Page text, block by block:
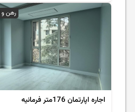
رهن و
اجاره اپارتمان 176متر فرمانیه